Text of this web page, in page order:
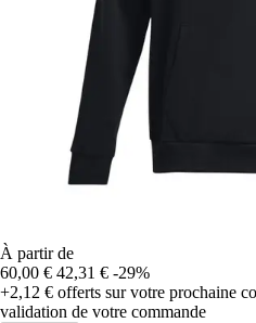
À partir de
60,00 € 42,31 € -29%
+2,12 € offerts sur votre prochaine
validation de votre commande